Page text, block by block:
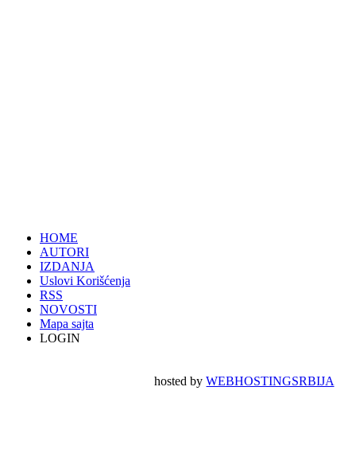
HOME
AUTORI
IZDANJA
Uslovi Korišćenja
RSS
NOVOSTI
Mapa sajta
LOGIN
hosted byWEBHOSTINGSRBIJA